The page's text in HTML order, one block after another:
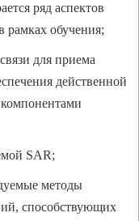
ряд аспектов
рамках обучения;
для приема
действенной
SAR;
методы
способствующих